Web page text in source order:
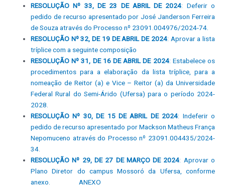
RESOLUÇÃO Nº 33, DE 23 DE ABRIL DE 2024: Deferir o
pedido de recurso apresentado por José Janderson Ferreira
de Souza através do Processo nº 23091.004976/2024-74.
RESOLUÇÃO Nº 32, DE 19 DE ABRIL DE 2024: Aprovar a lista
tríplice com a seguinte composição
RESOLUÇÃO Nº 31, DE 16 DE ABRIL DE 2024: Estabelece os
procedimentos para a elaboração da lista tríplice, para a
nomeação de Reitor (a) e Vice – Reitor (a) da Universidade
Federal Rural do Semi-Árido (Ufersa) para o período 2024-
2028.
RESOLUÇÃO Nº 30, DE 15 DE ABRIL DE 2024: Indeferir o
pedido de recurso apresentado por Mackson Matheus França
Nepomuceno através do Processo nº 23091.004435/2024-
34.
RESOLUÇÃO Nº 29, DE 27 DE MARÇO DE 2024: Aprovar o
Plano Diretor do campus Mossoró da Ufersa, conforme
anexo.
ANEXO